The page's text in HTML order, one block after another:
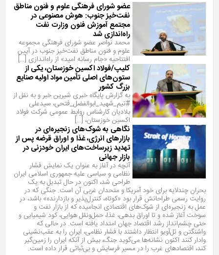
نگاهی به شوک‌های زنجیره‌ای در
بازارهای انرژی، غذا و اوراق قرضه پس از
تهدید زیرساخت‌های ایران خودزنی در
بازار جهانی
آنچه در آغاز به ‌عنوان یک نمایش فشار
نظامی و سیاسی علیه جمهوری اسلامی ایران
طراحی شد، اکنون در حال تبدیل به یک
بحران چندلایه برای خود آمریکا و متحدان غربی آن است. جنگی که در
روایت رسمی طراحانش قرار بود «کوتاه، کنترل‌پذیر و بازدارنده» باشد، در
عمل به زنجیره‌ای از شوک‌های اقتصادی انجامیده که از بازار نفت و
سوخت آغاز شده و تا اوراق بدهی، غذا، حمل‌ونقل هوایی، کود شیمیایی و
حتی چشم‌انداز رشد اقتصاد جهان امتداد یافته است. در حالی‌ که
واشنگتن و تل‌آویو انتظار داشتند با فشار نظامی، ایران را به عقب‌نشینی
وادار کنند اکنون نشانه‌ها می‌گوید جنگ، بیش از آنکه ایران را زمین‌گیر
کند، اقتصادهای غرب را در مسیر فرسایش و بی‌ثباتی قرار داده است.
عضو شورای فرهنگی علوم و فنون مناطق
نفت‌خیز جنوب: هوش مصنوعی در
مجتمع آموزش فنون وزارت نفت
راه‌اندازی شد
محمد نواصر عضو شورای فرهنگی مجموعه
علوم و فنون مناطق نفت‌خیز جنوب در آیین
افتتاحیه «جام رسانه امید» از راه‌اندازی […]
کلیپ/فولاد اکسین خوزستان، یکی از
ستون‌های اصلی تأمین مواد اولیه صنایع
بزرگ کشور
به گزارش پایگاه خبری شیرین خبر و به نقل از
#تیم_شهید_ابوالفضل_فتحی، سیدعلی
بلادیان کارشناس روابط عمومی شرکت فولاد
اکسین خوزستان، […]